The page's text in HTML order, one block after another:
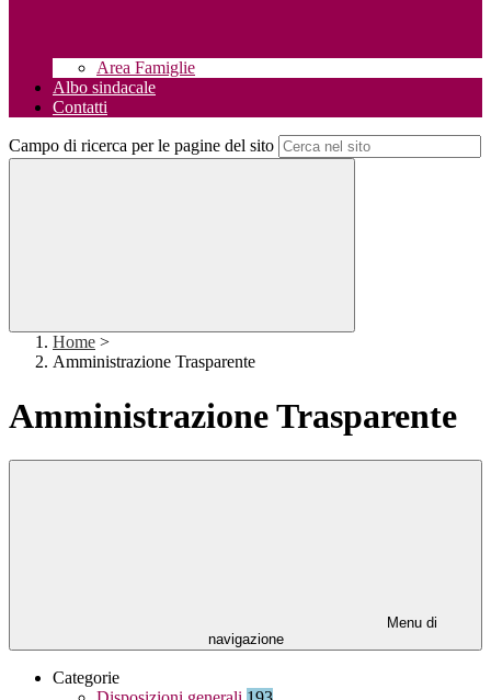
Area Famiglie
Albo sindacale
Contatti
Campo di ricerca per le pagine del sito
Home >
Amministrazione Trasparente
Amministrazione Trasparente
Menu di
navigazione
Categorie